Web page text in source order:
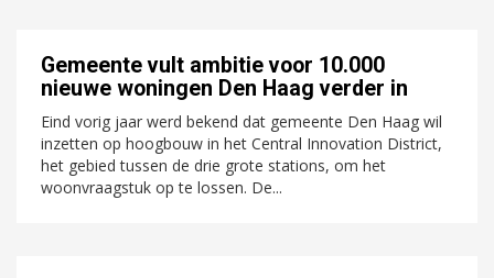
Gemeente vult ambitie voor 10.000
nieuwe woningen Den Haag verder in
Eind vorig jaar werd bekend dat gemeente Den Haag wil
inzetten op hoogbouw in het Central Innovation District,
het gebied tussen de drie grote stations, om het
woonvraagstuk op te lossen. De...